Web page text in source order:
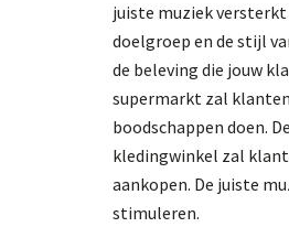
juiste muziek
doelgroep en de stijl
de beleving die jouw
supermarkt zal
boodschappen doen.
kledingwinkel zal
aankopen. De juiste
stimuleren.